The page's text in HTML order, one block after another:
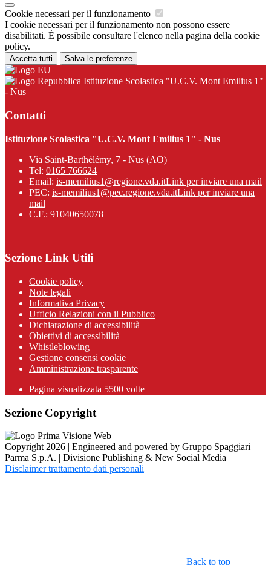
Cookie necessari per il funzionamento
I cookie necessari per il funzionamento non possono essere
disabilitati. È possibile consultare l'elenco nella pagina della cookie
policy.
Accetta tutti Salva le preferenze
Istituzione Scolastica "U.C.V. Mont Emilius 1"
- Nus
Contatti
Istituzione Scolastica "U.C.V. Mont Emilius 1" - Nus
Via Saint-Barthélémy, 7 - Nus (AO)
Tel: 0165 766624
Email: is-memilius1@regione.vda.itLink per inviare una mail
PEC: is-memilius1@pec.regione.vda.itLink per inviare una
mail
C.F.: 91040650078
Sezione Link Utili
Cookie policy
Note legali
Informativa Privacy
Ufficio Relazioni con il Pubblico
Dichiarazione di accessibilità
Obiettivi di accessibilità
Whistleblowing
Gestione consensi cookie
Amministrazione trasparente
Pagina visualizzata 5500 volte
Sezione Copyright
Copyright 2026 | Engineered and powered by Gruppo Spaggiari
Parma S.p.A. | Divisione Publishing & New Social Media
Disclaimer trattamento dati personali
Back to top